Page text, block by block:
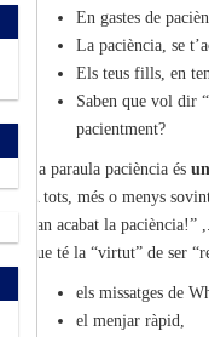
En gastes de
La paciència, se
Els teus fills, en
Saben que vol dir
pacientment?
La paraula paciència és
A tots, més o menys
han acabat la paciència!”
que té la “virtut” de ser
els missatges de
el menjar ràpid,